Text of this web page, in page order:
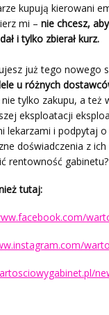
kupują kierowani
mi – nie chcesz,
i tylko zbierał kurz.
już tego nowego
u różnych
tylko zakupu, a też
eksploatacji
lekarzami i podpytaj
doświadczenia z
rentowność
tutaj: